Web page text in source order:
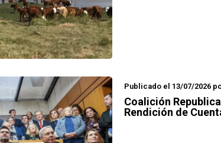
Publicado el 13/07/2026
Coalición
Rendición de